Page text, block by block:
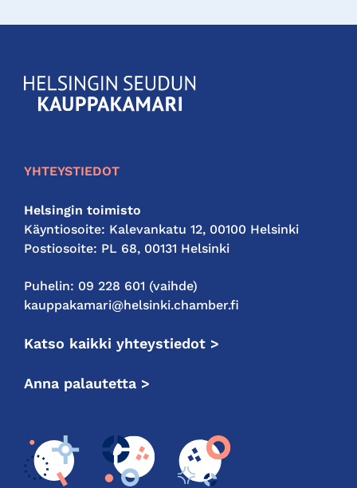
KauppakamariHelsingin
seudun
YHTEYSTIEDOT
Helsingin toimisto
Käyntiosoite: Kalevankatu 12, 00100 Helsinki
Postiosoite: PL 68, 00131 Helsinki
Puhelin: 09 228 601 (vaihde)
kauppakamari@helsinki.chamber.fi
Katso kaikki yhteystiedot >
Anna palautetta >